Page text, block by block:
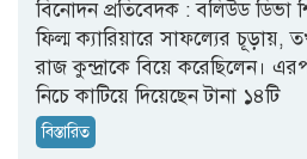
বিনোদন প্রতিবেদক : বলিউড ডিভা
ফিল্ম ক্যারিয়ারে সাফল্যের চূড়ায়,
রাজ কুন্দ্রাকে বিয়ে করেছিলেন।
নিচে কাটিয়ে দিয়েছেন টানা ১৪টি
বিস্তারিত